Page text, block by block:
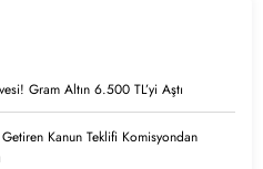
Gram Altın 6.500 TL’yi Aştı
Kanun Teklifi Komisyondan